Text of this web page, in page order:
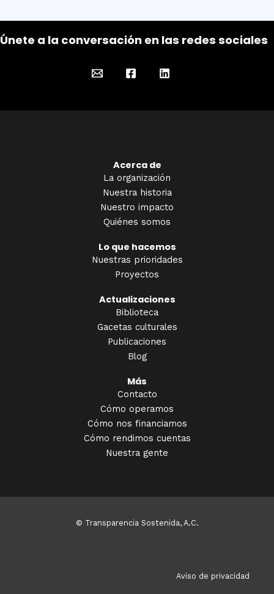
Únete a la conversación en las redes sociales
Acerca de
La organización
Nuestra historia
Nuestro impacto
Quiénes somos
Lo que hacemos
Nuestras prioridades
Proyectos
Actualizaciones
Biblioteca
Gacetas culturales
Publicaciones
Blog
Más
Contacto
Cómo operamos
Cómo nos financiamos
Cómo rendimos cuentas
Nuestra gente
© Transparencia Sostenida, A.C.
Aviso de privacidad